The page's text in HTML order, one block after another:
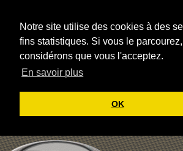
Notre site utilise des cookies à des
fins statistiques. Si vous le
considérons que vous l'acceptez.
En savoir plus
OK